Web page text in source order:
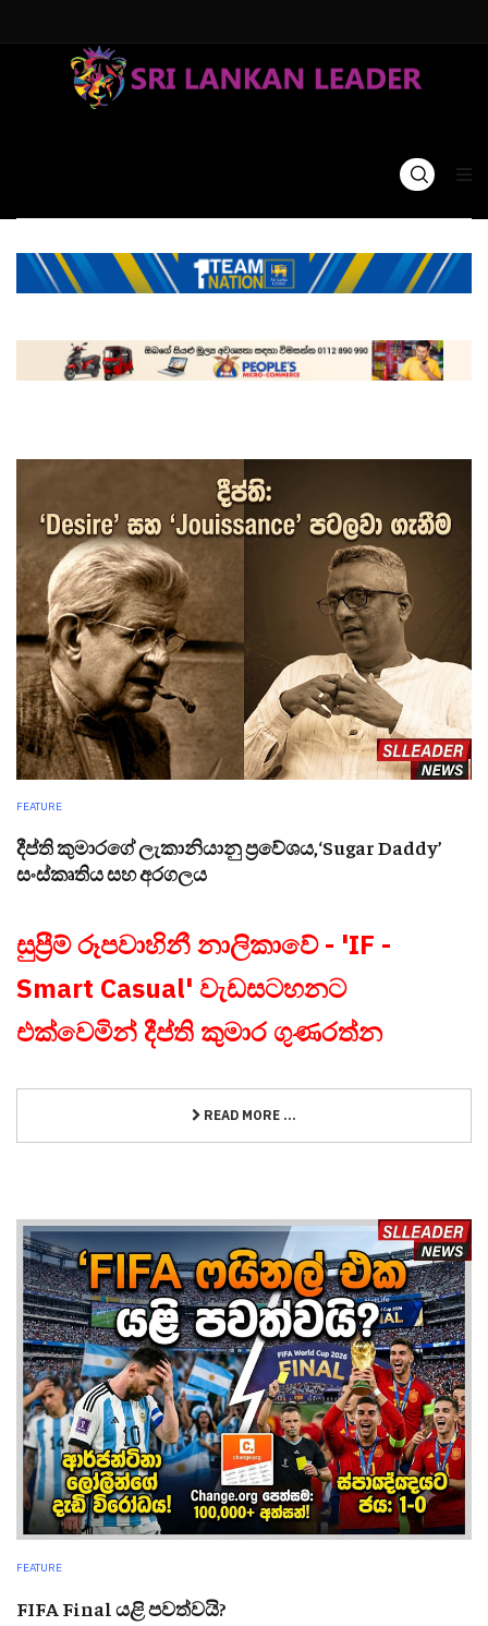
FEATURE
දීප්ති කුමාරගේ ලැකානියානු ප්‍රවේශය,‘Sugar Daddy’
සංස්කෘතිය සහ අරගලය
සුප්‍රීම් රූපවාහිනී නාලිකාවේ - 'IF -
Smart Casual' වැඩසටහනට
එක්වෙමින් දීප්ති කුමාර ගුණරත්න
READ MORE ...
FEATURE
FIFA Final යළි පවත්වයි?